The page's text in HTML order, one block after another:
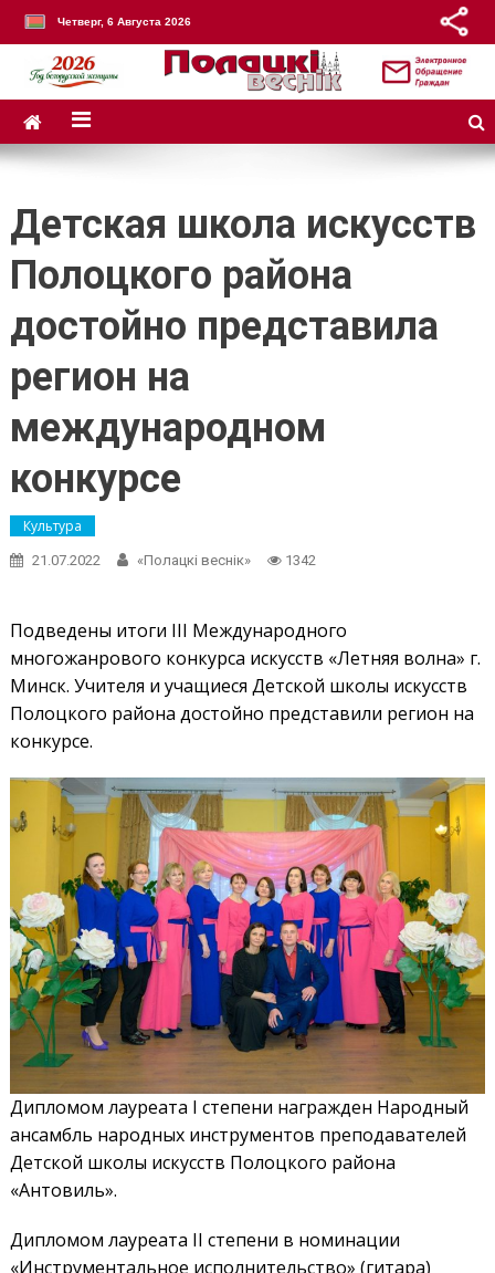
Четверг, 6 Августа 2026
Детская школа искусств
Полоцкого района
достойно представила
регион на
международном
конкурсе
Культура
21.07.2022 «Полацкі веснік» 1342
Подведены итоги III Международного
многожанрового конкурса искусств «Летняя волна» г.
Минск. Учителя и учащиеся Детской школы искусств
Полоцкого района достойно представили регион на
конкурсе.
Дипломом лауреата I степени награжден Народный
ансамбль народных инструментов преподавателей
Детской школы искусств Полоцкого района
«Антовиль».
Дипломом лауреата II степени в номинации
«Инструментальное исполнительство» (гитара)